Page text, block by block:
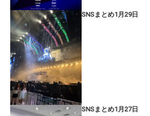
SNSまとめ1月29日
SNSまとめ1月27日